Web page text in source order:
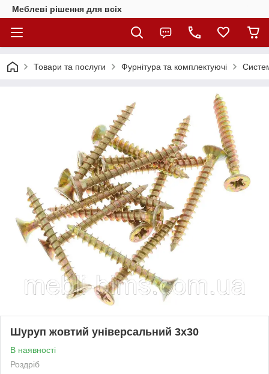
Меблеві рішення для всіх
Товари та послуги Фурнітура та комплектуючі
Шуруп жовтий універсальний 3х30
В наявності
Роздріб